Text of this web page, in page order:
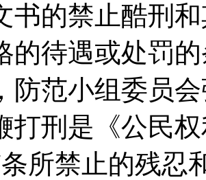
书的禁止酷刑
的待遇或处罚
防范小组委员
打刑是《公民
所禁止的残忍